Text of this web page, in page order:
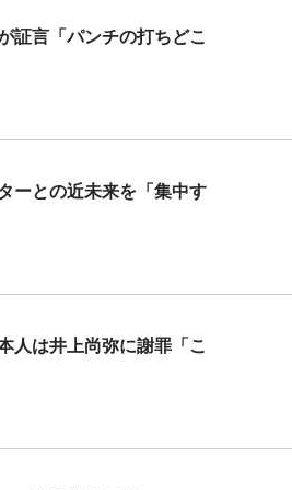
証言「パンチの打ちどこ
ーとの近未来を「集中す
人は井上尚弥に謝罪「こ